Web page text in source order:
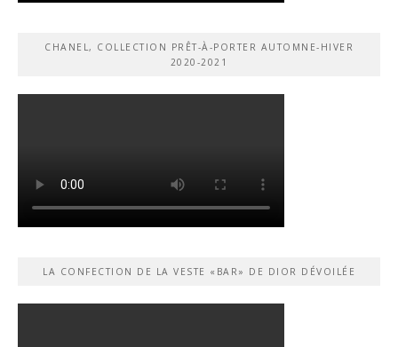
CHANEL, COLLECTION PRÊT-À-PORTER AUTOMNE-HIVER
2020-2021
LA CONFECTION DE LA VESTE «BAR» DE DIOR DÉVOILÉE